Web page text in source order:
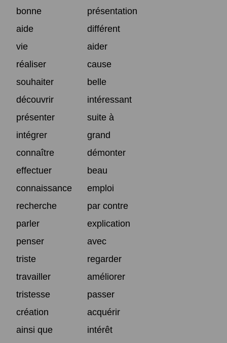
bonne
présentation
aide
différent
vie
aider
réaliser
cause
souhaiter
belle
découvrir
intéressant
présenter
suite à
intégrer
grand
connaître
démonter
effectuer
beau
connaissance
emploi
recherche
par contre
parler
explication
penser
avec
triste
regarder
travailler
améliorer
tristesse
passer
création
acquérir
ainsi que
intérêt